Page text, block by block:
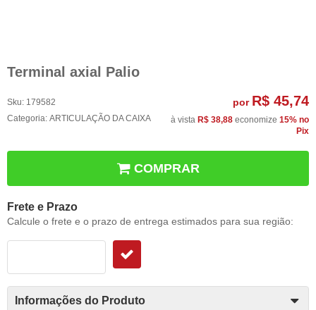
Terminal axial Palio
Sku: 179582
Categoria: ARTICULAÇÃO DA CAIXA
por R$ 45,74
à vista R$ 38,88 economize 15% no
Pix
COMPRAR
Frete e Prazo
Calcule o frete e o prazo de entrega estimados para sua região:
Informações do Produto